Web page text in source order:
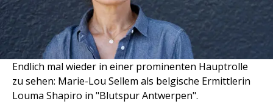
Endlich mal wieder in einer prominenten Hauptrolle
zu sehen: Marie-Lou Sellem als belgische Ermittlerin
Louma Shapiro in "Blutspur Antwerpen".